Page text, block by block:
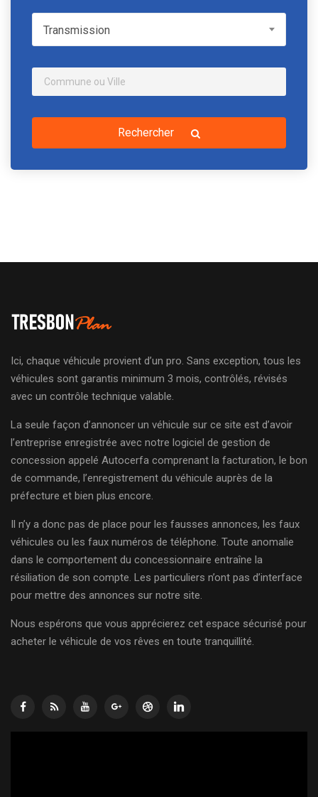
TransmissionTransmission
Rechercher
Ici, chaque véhicule provient d’un pro. Sans exception, tous les
véhicules sont garantis minimum 3 mois, contrôlés, révisés
avec un contrôle technique valable.
La seule façon d’annoncer un véhicule sur ce site est d’avoir
l’entreprise enregistrée avec notre logiciel de gestion de
concession appelé Autocerfa comprenant la facturation, le bon
de commande, l’enregistrement du véhicule auprès de la
préfecture et bien plus encore.
Il n’y a donc pas de place pour les fausses annonces, les faux
véhicules ou les faux numéros de téléphone. Toute anomalie
dans le comportement du concessionnaire entraîne la
résiliation de son compte. Les particuliers n’ont pas d’interface
pour mettre des annonces sur notre site.
Nous espérons que vous apprécierez cet espace sécurisé pour
acheter le véhicule de vos rêves en toute tranquillité.